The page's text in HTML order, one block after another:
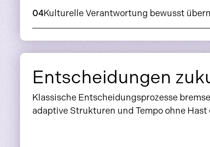
04Kulturelle Verantwortung bewusst
Entscheidungen
Klassische Entscheidungsprozesse
adaptive Strukturen und Tempo ohne